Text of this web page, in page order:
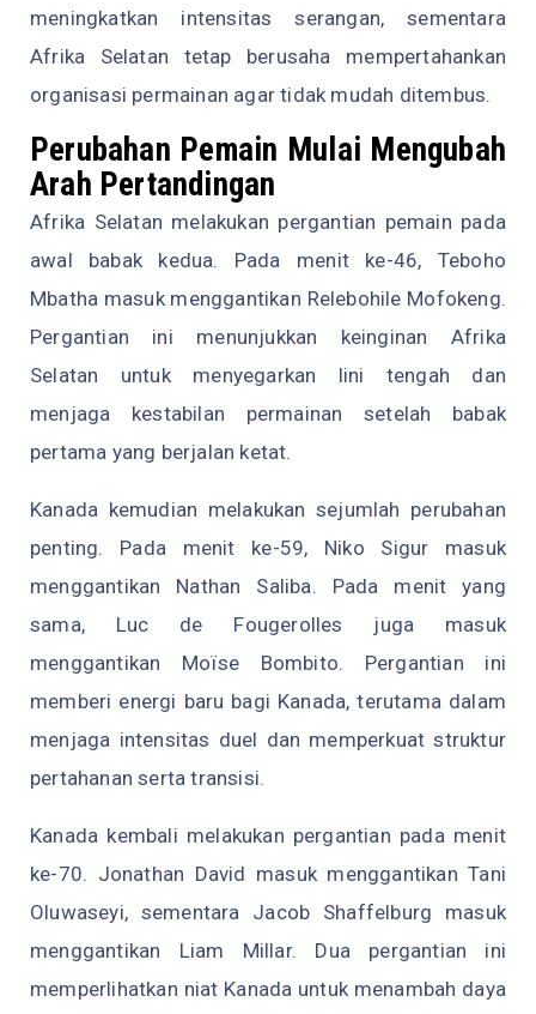
meningkatkan intensitas serangan, sementara
Afrika Selatan tetap berusaha mempertahankan
organisasi permainan agar tidak mudah ditembus.
Perubahan Pemain Mulai Mengubah
Arah Pertandingan
Afrika Selatan melakukan pergantian pemain pada
awal babak kedua. Pada menit ke-46, Teboho
Mbatha masuk menggantikan Relebohile Mofokeng.
Pergantian ini menunjukkan keinginan Afrika
Selatan untuk menyegarkan lini tengah dan
menjaga kestabilan permainan setelah babak
pertama yang berjalan ketat.
Kanada kemudian melakukan sejumlah perubahan
penting. Pada menit ke-59, Niko Sigur masuk
menggantikan Nathan Saliba. Pada menit yang
sama, Luc de Fougerolles juga masuk
menggantikan Moïse Bombito. Pergantian ini
memberi energi baru bagi Kanada, terutama dalam
menjaga intensitas duel dan memperkuat struktur
pertahanan serta transisi.
Kanada kembali melakukan pergantian pada menit
ke-70. Jonathan David masuk menggantikan Tani
Oluwaseyi, sementara Jacob Shaffelburg masuk
menggantikan Liam Millar. Dua pergantian ini
memperlihatkan niat Kanada untuk menambah daya